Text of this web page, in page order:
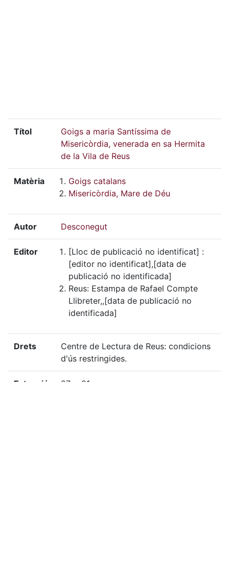
Títol
Goigs a maria Santíssima de
Misericòrdia, venerada en sa Hermita
de la Vila de Reus
Matèria
Goigs catalans
Misericòrdia, Mare de Déu
Autor Desconegut
Editor
[Lloc de publicació no identificat] :
[editor no identificat],[data de
publicació no identificada]
Reus: Estampa de Rafael Compte
Llibreter,,[data de publicació no
identificada]
Drets
Centre de Lectura de Reus: condicions
d'ús restringides.
Extensió 27 x 21 cm